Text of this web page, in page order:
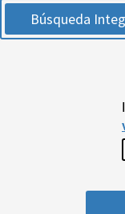
Búsqueda